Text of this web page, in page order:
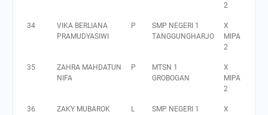
2
34
VIKA BERLIANA
PRAMUDYASIWI
P
SMP NEGERI 1
TANGGUNGHARJO
X
MIPA
2
35
ZAHRA MAHDATUN
NIFA
P
MTSN 1
GROBOGAN
X
MIPA
2
36 ZAKY MUBAROK L
SMP NEGERI 1
X